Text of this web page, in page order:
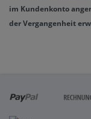
im Kundenkonto
der Vergangenheit